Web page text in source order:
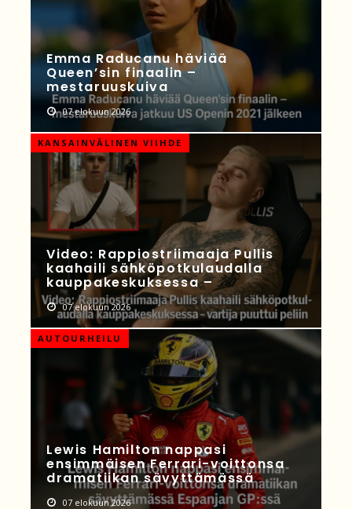
Emma Raducanu häviää
Queen’sin finaalin –
mestaruuskuiva
07 elokuun 2026
KANSAINVÄLINEN VIIHDE
Video: Rappiostriimaaja Pullis
kaahaili sähköpotkulaudalla
kauppakeskuksessa –
07 elokuun 2026
AUTOURHEILU
Lewis Hamilton nappasi
ensimmäisen Ferrari-voittonsa
dramatiikan sävyttämässä
07 elokuun 2026